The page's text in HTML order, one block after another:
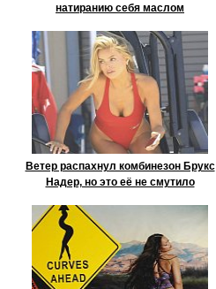
натиранию себя маслом
Ветер распахнул комбинезон Брукс
Надер, но это её не смутило